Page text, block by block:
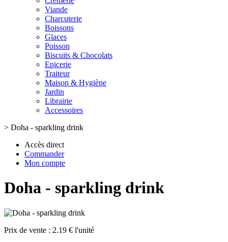
Viande
Charcuterie
Boissons
Glaces
Poisson
Biscuits & Chocolats
Epicerie
Traiteur
Maison & Hygiène
Jardin
Librairie
Accessoires
> Doha - sparkling drink
Accès direct
Commander
Mon compte
Doha - sparkling drink
Prix de vente : 2.19 € l'unité